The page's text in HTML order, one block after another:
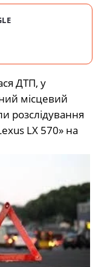
ДТП, у
місцевий
розслідування
LX 570» на